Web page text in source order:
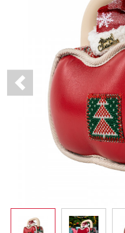
Previous